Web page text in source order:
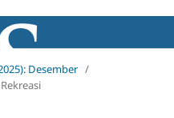
Desember /